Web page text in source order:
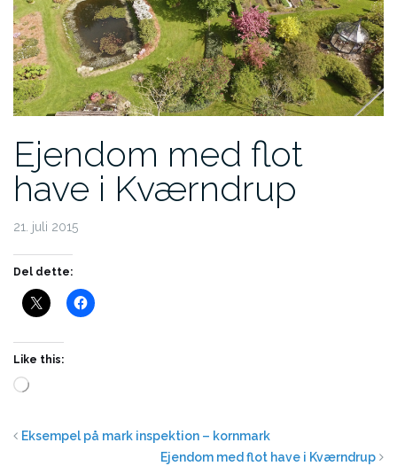
Ejendom med flot
have i Kværndrup
21. juli 2015
Del dette:
Like this:
Loading…
Eksempel på mark inspektion – kornmark
Ejendom med flot have i Kværndrup